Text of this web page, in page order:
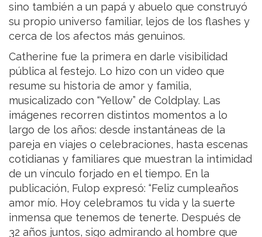
sino también a un papá y abuelo que construyó
su propio universo familiar, lejos de los flashes y
cerca de los afectos más genuinos.
Catherine fue la primera en darle visibilidad
pública al festejo. Lo hizo con un video que
resume su historia de amor y familia,
musicalizado con “Yellow” de Coldplay. Las
imágenes recorren distintos momentos a lo
largo de los años: desde instantáneas de la
pareja en viajes o celebraciones, hasta escenas
cotidianas y familiares que muestran la intimidad
de un vínculo forjado en el tiempo. En la
publicación, Fulop expresó: “Feliz cumpleaños
amor mío. Hoy celebramos tu vida y la suerte
inmensa que tenemos de tenerte. Después de
32 años juntos, sigo admirando al hombre que